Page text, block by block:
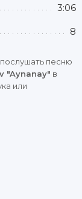
3:06
8
песню
"Aynanay" в
или